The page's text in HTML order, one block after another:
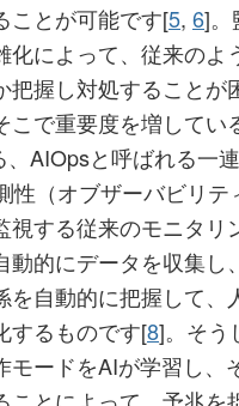
ことが可能です[5, 6]。
化によって、従来のよ
把握し対処することが
こで重要度を増してい
AIOpsと呼ばれる一
性（オブザーバビリテ
視する従来のモニタリ
動的にデータを収集し
を自動的に把握して、
するものです[8]。そう
モードをAIが学習し、